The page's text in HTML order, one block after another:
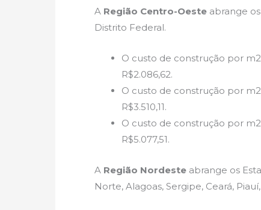
A Região Centro-Oeste abrange
Distrito Federal.
O custo de construção por
R$2.086,62.
O custo de construção por
R$3.510,11.
O custo de construção por
R$5.077,51.
A Região Nordeste abrange os
Norte, Alagoas, Sergipe, Ceará,